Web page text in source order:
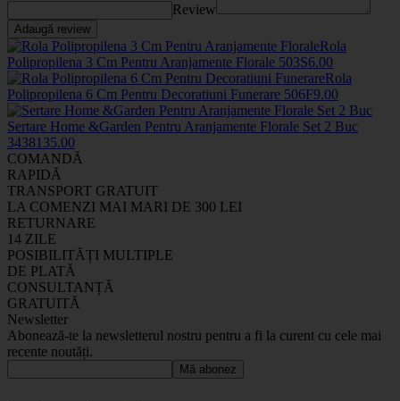
Review
Adaugă review
Rola
Polipropilena 3 Cm Pentru Aranjamente Florale 503S6.00
Rola
Polipropilena 6 Cm Pentru Decoratiuni Funerare 506F9.00
Sertare Home &Garden Pentru Aranjamente Florale Set 2 Buc
34381 35.00
COMANDĂ
RAPIDĂ
TRANSPORT GRATUIT
LA COMENZI MAI MARI DE 300 LEI
RETURNARE
14 ZILE
POSIBILITĂȚI MULTIPLE
DE PLATĂ
CONSULTANȚĂ
GRATUITĂ
Newsletter
Abonează-te la newsletterul nostru pentru a fi la curent cu cele mai
recente noutăți.
Mă abonez